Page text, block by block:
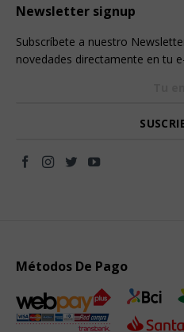
Newsletter signup
Subscríbete a nuestro
novedades directamente en tu
Métodos De Pago